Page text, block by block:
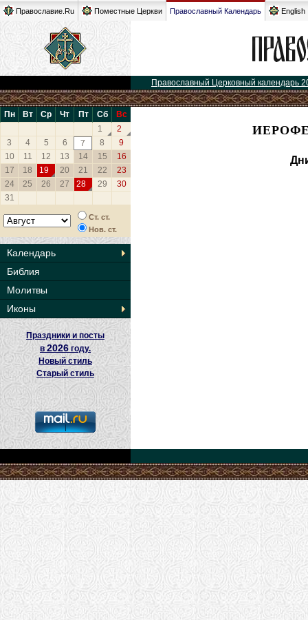
Православие.Ru Поместные Церкви Православный Календарь English
Православный Церковный календарь
Пн Вт Ср Чт Пт Сб
Вс
1
2
3
4 5 6 7 8
9
10
11 12 13 14 15
16
17
18 19 20 21 22
23
24
25 26 27 28 29
30
31
Ст. ст.
Нов. ст.
Календарь
Библия
Молитвы
Иконы
Праздники и посты
в2026 году.
Новый стиль
Старый стиль